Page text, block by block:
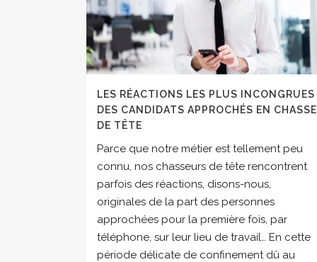
LES RÉACTIONS LES PLUS INCONGRUES
DES CANDIDATS APPROCHÉS EN CHASSE
DE TÊTE
Parce que notre métier est tellement peu
connu, nos chasseurs de tête rencontrent
parfois des réactions, disons-nous,
originales de la part des personnes
approchées pour la première fois, par
téléphone, sur leur lieu de travail… En cette
période délicate de confinement dû au